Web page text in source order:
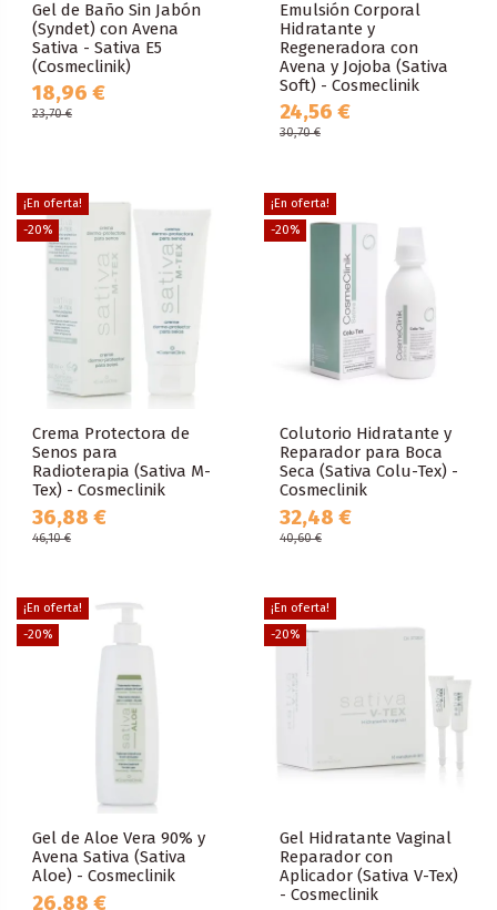
Gel de Baño Sin Jabón
(Syndet) con Avena
Sativa - Sativa E5
(Cosmeclinik)
18,96 €
23,70 €
Emulsión Corporal
Hidratante y
Regeneradora con
Avena y Jojoba (Sativa
Soft) - Cosmeclinik
24,56 €
30,70 €
¡En oferta!
-20%
Crema Protectora de
Senos para
Radioterapia (Sativa M-
Tex) - Cosmeclinik
36,88 €
46,10 €
¡En oferta!
-20%
Colutorio Hidratante y
Reparador para Boca
Seca (Sativa Colu-Tex) -
Cosmeclinik
32,48 €
40,60 €
¡En oferta!
-20%
Gel de Aloe Vera 90% y
Avena Sativa (Sativa
Aloe) - Cosmeclinik
26,88 €
¡En oferta!
-20%
Gel Hidratante Vaginal
Reparador con
Aplicador (Sativa V-Tex)
- Cosmeclinik